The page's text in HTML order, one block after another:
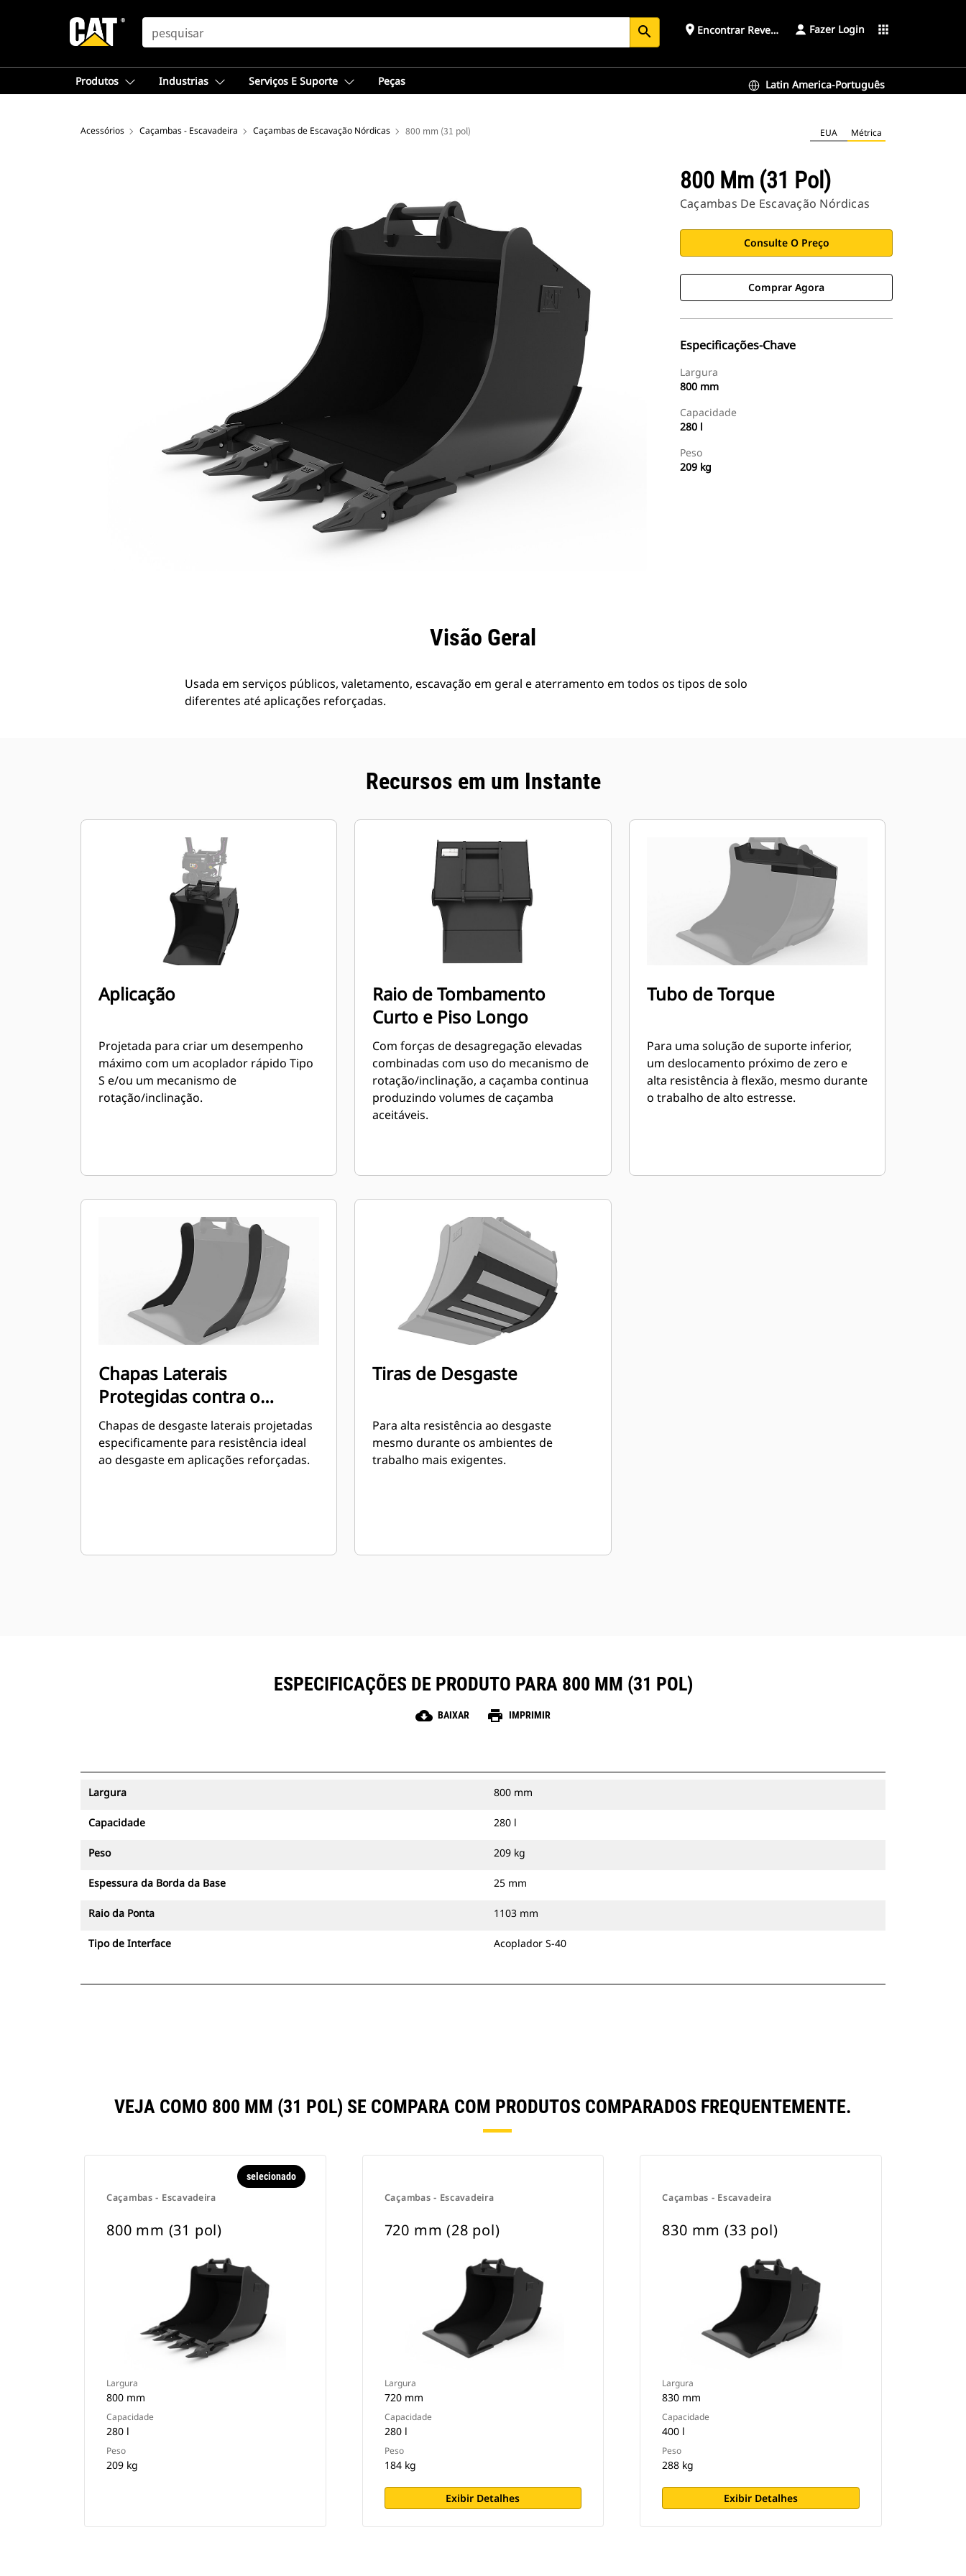
SEARCH search place Encontrar Revendedor Fazer Login apps
Produtos Industrias Serviços E Suporte Peças Latin America-Português
Acessórios Caçambas - Escavadeira Caçambas de Escavação Nórdicas 800 mm (31 pol) EUA Métrica
800 Mm (31 Pol)
Caçambas De Escavação Nórdicas
Consulte O Preço
Comprar Agora
Especificações-Chave
Largura
800 mm
Capacidade
280 l
Peso
209 kg
Visão Geral
Usada em serviços públicos, valetamento, escavação em geral e aterramento em todos os tipos de solo
diferentes até aplicações reforçadas.
Recursos em um Instante
Aplicação
Projetada para criar um desempenho
máximo com um acoplador rápido Tipo
S e/ou um mecanismo de
rotação/inclinação.
Raio de Tombamento
Curto e Piso Longo
Com forças de desagregação elevadas
combinadas com uso do mecanismo de
rotação/inclinação, a caçamba continua
produzindo volumes de caçamba
aceitáveis.
Tubo de Torque
Para uma solução de suporte inferior,
um deslocamento próximo de zero e
alta resistência à flexão, mesmo durante
o trabalho de alto estresse.
Chapas Laterais
Protegidas contra o
Desgaste
Chapas de desgaste laterais projetadas
especificamente para resistência ideal
ao desgaste em aplicações reforçadas.
Tiras de Desgaste
Para alta resistência ao desgaste
mesmo durante os ambientes de
trabalho mais exigentes.
ESPECIFICAÇÕES DE PRODUTO PARA 800 MM (31 POL)
cloud_download BAIXAR print IMPRIMIR
Largura 800 mm
Capacidade 280 l
Peso 209 kg
Espessura da Borda da Base 25 mm
Raio da Ponta 1103 mm
Tipo de Interface Acoplador S-40
VEJA COMO 800 MM (31 POL) SE COMPARA COM PRODUTOS COMPARADOS FREQUENTEMENTE.
Caçambas - Escavadeira
selecionado
800 mm (31 pol)
Largura
800 mm
Capacidade
280 l
Peso
209 kg
Caçambas - Escavadeira
720 mm (28 pol)
Largura
720 mm
Capacidade
280 l
Peso
184 kg
Exibir Detalhes
Caçambas - Escavadeira
830 mm (33 pol)
Largura
830 mm
Capacidade
400 l
Peso
288 kg
Exibir Detalhes